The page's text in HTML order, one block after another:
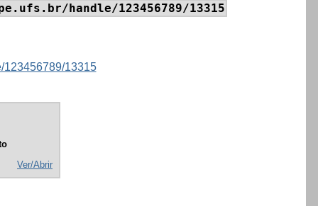
handle/123456789/13315
123456789/13315
Ver/Abrir